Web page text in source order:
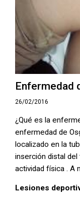
Enfermedad
26/02/2016
¿Qué es la
enfermedad de
localizado en la
inserción distal
actividad física . A
Lesiones